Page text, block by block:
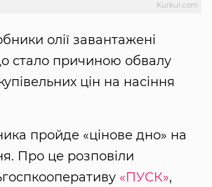
Kurkul.com
олії завантажені
стало причиною обвалу
цін на насіння
пройде «цінове дно» на
Про це розповіли
«ПУСК»,